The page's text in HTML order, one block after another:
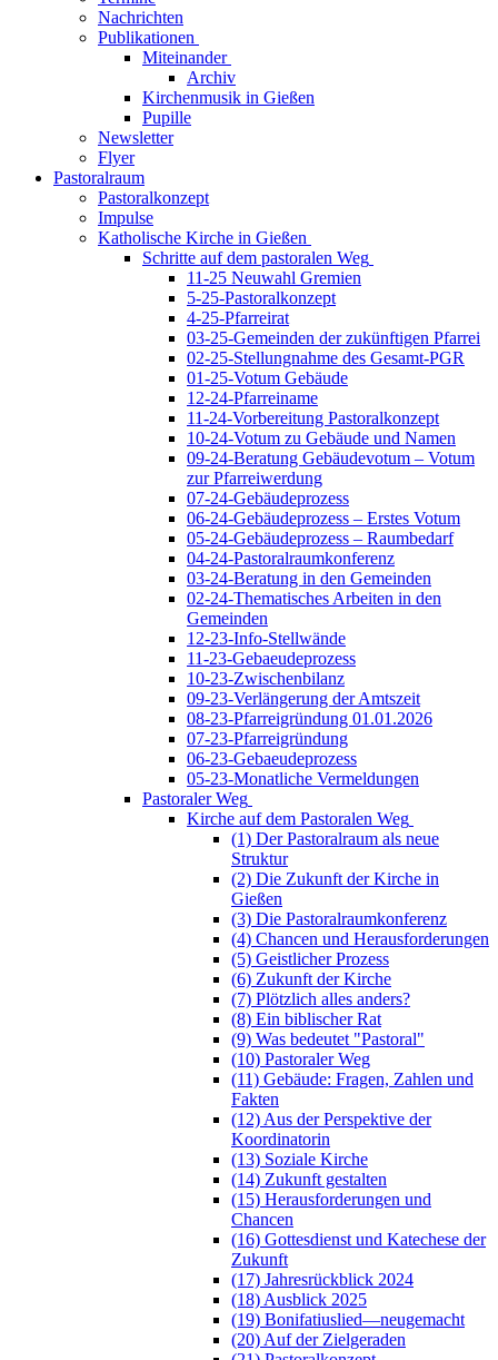
Nachrichten
Publikationen
Miteinander
Archiv
Kirchenmusik in Gießen
Pupille
Newsletter
Flyer
Pastoralraum
Pastoralkonzept
Impulse
Katholische Kirche in Gießen
Schritte auf dem pastoralen Weg
11-25 Neuwahl Gremien
5-25-Pastoralkonzept
4-25-Pfarreirat
03-25-Gemeinden der zukünftigen Pfarrei
02-25-Stellungnahme des Gesamt-PGR
01-25-Votum Gebäude
12-24-Pfarreiname
11-24-Vorbereitung Pastoralkonzept
10-24-Votum zu Gebäude und Namen
09-24-Beratung Gebäudevotum – Votum
zur Pfarreiwerdung
07-24-Gebäudeprozess
06-24-Gebäudeprozess – Erstes Votum
05-24-Gebäudeprozess – Raumbedarf
04-24-Pastoralraumkonferenz
03-24-Beratung in den Gemeinden
02-24-Thematisches Arbeiten in den
Gemeinden
12-23-Info-Stellwände
11-23-Gebaeudeprozess
10-23-Zwischenbilanz
09-23-Verlängerung der Amtszeit
08-23-Pfarreigründung 01.01.2026
07-23-Pfarreigründung
06-23-Gebaeudeprozess
05-23-Monatliche Vermeldungen
Pastoraler Weg
Kirche auf dem Pastoralen Weg
(1) Der Pastoralraum als neue
Struktur
(2) Die Zukunft der Kirche in
Gießen
(3) Die Pastoralraumkonferenz
(4) Chancen und Herausforderungen
(5) Geistlicher Prozess
(6) Zukunft der Kirche
(7) Plötzlich alles anders?
(8) Ein biblischer Rat
(9) Was bedeutet "Pastoral"
(10) Pastoraler Weg
(11) Gebäude: Fragen, Zahlen und
Fakten
(12) Aus der Perspektive der
Koordinatorin
(13) Soziale Kirche
(14) Zukunft gestalten
(15) Herausforderungen und
Chancen
(16) Gottesdienst und Katechese der
Zukunft
(17) Jahresrückblick 2024
(18) Ausblick 2025
(19) Bonifatiuslied—neugemacht
(20) Auf der Zielgeraden